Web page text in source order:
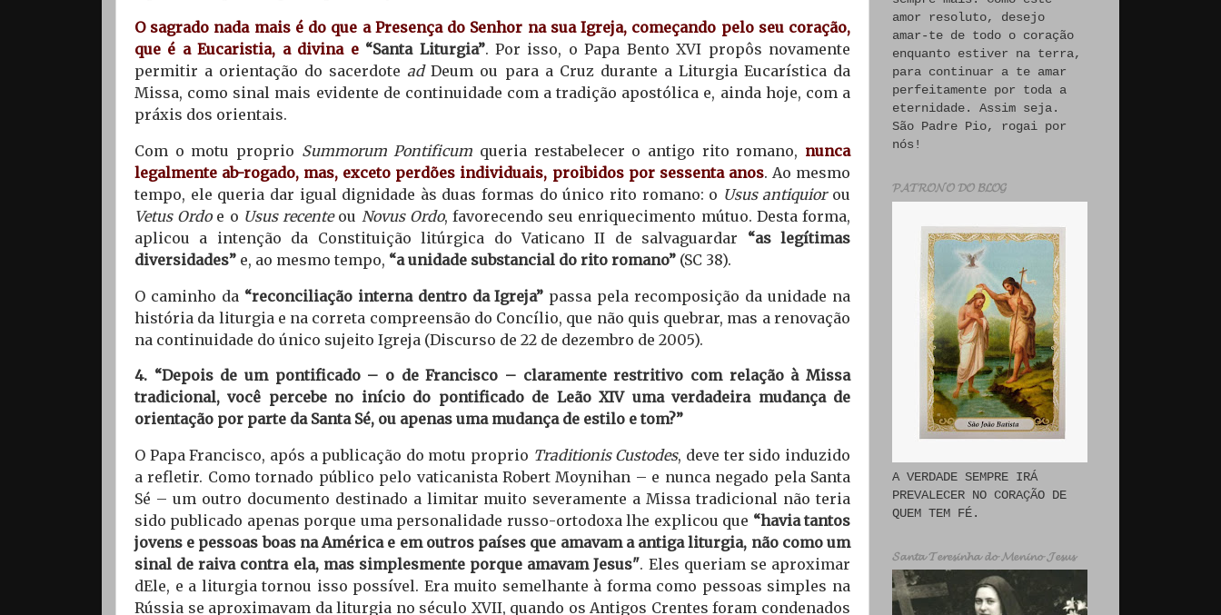
O sagrado nada mais é do que a Presença do Senhor na sua Igreja, começando pelo seu coração,
que é a Eucaristia, a divina e“Santa Liturgia”. Por isso, o Papa Bento XVI propôs novamente
permitir a orientação do sacerdoteadDeum ou para a Cruz durante a Liturgia Eucarística da
Missa, como sinal mais evidente de continuidade com a tradição apostólica e, ainda hoje, com a
práxis dos orientais.
Com o motu proprio Summorum Pontificum queria restabelecer o antigo rito romano, nunca
legalmente ab-rogado, mas, exceto perdões individuais, proibidos por sessenta anos. Ao mesmo
tempo, ele queria dar igual dignidade às duas formas do único rito romano: o Usus antiquiorou
Vetus Ordoe o Usus recenteou Novus Ordo, favorecendo seu enriquecimento mútuo. Desta forma,
aplicou a intenção da Constituição litúrgica do Vaticano II de salvaguardar “as legítimas
diversidades” e, ao mesmo tempo, “a unidade substancial do rito romano” (SC 38).
O caminho da “reconciliação interna dentro da Igreja” passa pela recomposição da unidade na
história da liturgia e na correta compreensão do Concílio, que não quis quebrar, mas a renovação
na continuidade do único sujeito Igreja (Discurso de 22 de dezembro de 2005).
4. “Depois de um pontificado – o de Francisco – claramente restritivo com relação à Missa
tradicional, você percebe no início do pontificado de Leão XIV uma verdadeira mudança de
orientação por parte da Santa Sé, ou apenas uma mudança de estilo e tom?”
O Papa Francisco, após a publicação do motu proprio Traditionis Custodes, deve ter sido induzido
a refletir. Como tornado público pelo vaticanista Robert Moynihan – e nunca negado pela Santa
Sé – um outro documento destinado a limitar muito severamente a Missa tradicional não teria
sido publicado apenas porque uma personalidade russo-ortodoxa lhe explicou que “havia tantos
jovens e pessoas boas na América e em outros países que amavam a antiga liturgia, não como um
sinal de raiva contra ela, mas simplesmente porque amavam Jesus". Eles queriam se aproximar
dEle, e a liturgia tornou isso possível. Era muito semelhante à forma como pessoas simples na
Rússia se aproximavam da liturgia no século XVII, quando os Antigos Crentes foram condenados
amor resoluto, desejo
amar-te de todo o coração
enquanto estiver na terra,
para continuar a te amar
perfeitamente por toda a
eternidade. Assim seja.
São Padre Pio, rogai por
nós!
𝓟𝓐𝓣𝓡𝓞𝓝𝓞 𝓓𝓞 𝓑𝓛𝓞𝓖
A VERDADE SEMPRE IRÁ
PREVALECER NO CORAÇÃO DE
QUEM TEM FÉ.
𝓢𝓪𝓷𝓽𝓪 𝓣𝓮𝓻𝓮𝓼𝓲𝓷𝓱𝓪 𝓭𝓸 𝓜𝓮𝓷𝓲𝓷𝓸 𝓙𝓮𝓼𝓾𝓼